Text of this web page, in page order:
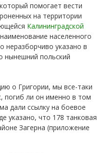
помогает вести
на территории
Калининградской
населенного
неразборчиво указано в
нынешний польский
о Григории, мы все-таки
погиб ли он именно в том
дали ссылку на боевое
указано, что 178 танковая
Загерна (приложение